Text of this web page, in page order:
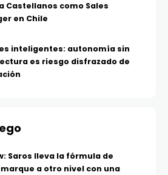
Castellanos como Sales
en Chile
inteligentes: autonomía sin
es riesgo disfrazado de
Saros lleva la fórmula de
a otro nivel con una